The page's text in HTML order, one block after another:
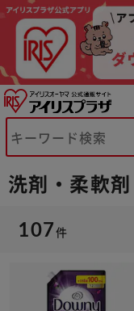
洗剤・柔軟剤
107件